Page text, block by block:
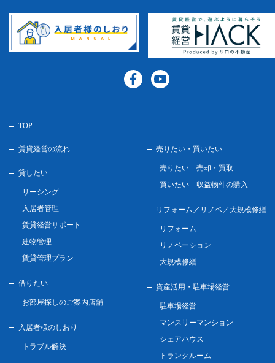
TOP
賃貸経営の流れ
貸したい
リーシング
入居者管理
賃貸経営サポート
建物管理
賃貸管理プラン
借りたい
お部屋探しのご案内店舗
入居者様のしおり
トラブル解決
売りたい・買いたい
売りたい 売却・買取
買いたい 収益物件の購入
リフォーム／リノベ／ 大規模修繕
リフォーム
リノベーション
大規模修繕
資産活用・駐車場経営
駐車場経営
マンスリーマンション
シェアハウス
トランクルーム